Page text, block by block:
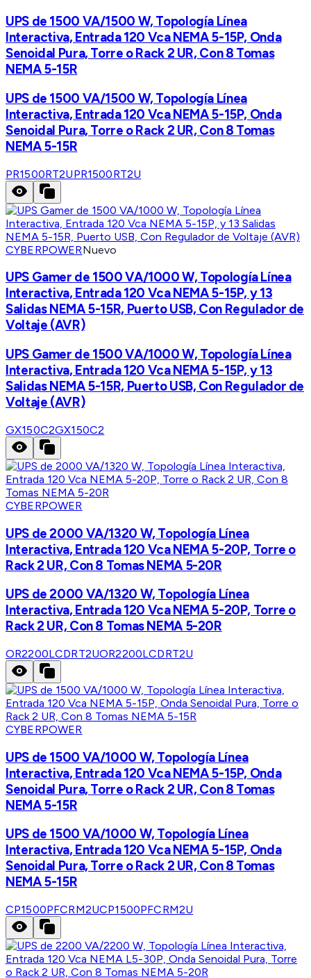
UPS de 1500 VA/1500 W, Topología Línea
Interactiva, Entrada 120 Vca NEMA 5-15P, Onda
Senoidal Pura, Torre o Rack 2 UR, Con 8 Tomas
NEMA 5-15R
UPS de 1500 VA/1500 W, Topología Línea
Interactiva, Entrada 120 Vca NEMA 5-15P, Onda
Senoidal Pura, Torre o Rack 2 UR, Con 8 Tomas
NEMA 5-15R
PR1500RT2UPR1500RT2U
CYBERPOWERNuevo
UPS Gamer de 1500 VA/1000 W, Topología Línea
Interactiva, Entrada 120 Vca NEMA 5-15P, y 13
Salidas NEMA 5-15R, Puerto USB, Con Regulador de
Voltaje (AVR)
UPS Gamer de 1500 VA/1000 W, Topología Línea
Interactiva, Entrada 120 Vca NEMA 5-15P, y 13
Salidas NEMA 5-15R, Puerto USB, Con Regulador de
Voltaje (AVR)
GX150C2GX150C2
CYBERPOWER
UPS de 2000 VA/1320 W, Topología Línea
Interactiva, Entrada 120 Vca NEMA 5-20P, Torre o
Rack 2 UR, Con 8 Tomas NEMA 5-20R
UPS de 2000 VA/1320 W, Topología Línea
Interactiva, Entrada 120 Vca NEMA 5-20P, Torre o
Rack 2 UR, Con 8 Tomas NEMA 5-20R
OR2200LCDRT2UOR2200LCDRT2U
CYBERPOWER
UPS de 1500 VA/1000 W, Topología Línea
Interactiva, Entrada 120 Vca NEMA 5-15P, Onda
Senoidal Pura, Torre o Rack 2 UR, Con 8 Tomas
NEMA 5-15R
UPS de 1500 VA/1000 W, Topología Línea
Interactiva, Entrada 120 Vca NEMA 5-15P, Onda
Senoidal Pura, Torre o Rack 2 UR, Con 8 Tomas
NEMA 5-15R
CP1500PFCRM2UCP1500PFCRM2U